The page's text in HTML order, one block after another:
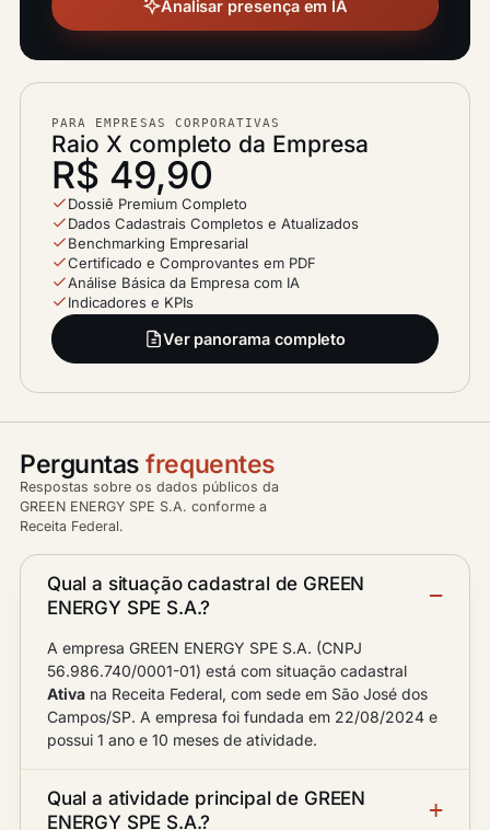
Analisar presença em IA
PARA EMPRESAS CORPORATIVAS
Raio X completo da Empresa
R$ 49,90
Dossiê Premium Completo
Dados Cadastrais Completos e Atualizados
Benchmarking Empresarial
Certificado e Comprovantes em PDF
Análise Básica da Empresa com IA
Indicadores e KPIs
Ver panorama completo
Perguntasfrequentes
Respostas sobre os dados públicos da
GREEN ENERGY SPE S.A. conforme a
Receita Federal.
Qual a situação cadastral de GREEN
ENERGY SPE S.A.?
A empresa GREEN ENERGY SPE S.A. (CNPJ
56.986.740/0001-01) está com situação cadastral
Ativa na Receita Federal, com sede em São José dos
Campos/SP. A empresa foi fundada em 22/08/2024 e
possui 1 ano e 10 meses de atividade.
Qual a atividade principal de GREEN
ENERGY SPE S.A.?